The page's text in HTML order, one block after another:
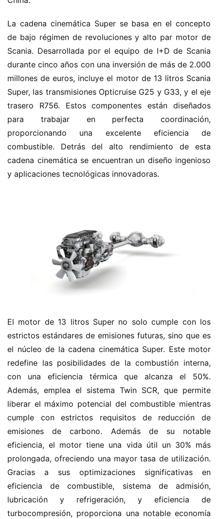
La cadena cinemática Super se basa en el concepto
de bajo régimen de revoluciones y alto par motor de
Scania. Desarrollada por el equipo de I+D de Scania
durante cinco años con una inversión de más de 2.000
millones de euros, incluye el motor de 13 litros Scania
Super, las transmisiones Opticruise G25 y G33, y el eje
trasero R756. Estos componentes están diseñados
para trabajar en perfecta coordinación,
proporcionando una excelente eficiencia de
combustible. Detrás del alto rendimiento de esta
cadena cinemática se encuentran un diseño ingenioso
y aplicaciones tecnológicas innovadoras.
El motor de 13 litros Super no solo cumple con los
estrictos estándares de emisiones futuras, sino que es
el núcleo de la cadena cinemática Super. Este motor
redefine las posibilidades de la combustión interna,
con una eficiencia térmica que alcanza el 50%.
Además, emplea el sistema Twin SCR, que permite
liberar el máximo potencial del combustible mientras
cumple con estrictos requisitos de reducción de
emisiones de carbono. Además de su notable
eficiencia, el motor tiene una vida útil un 30% más
prolongada, ofreciendo una mayor tasa de utilización.
Gracias a sus optimizaciones significativas en
eficiencia de combustible, sistema de admisión,
lubricación y refrigeración, y eficiencia de
turbocompresión, proporciona una notable economía